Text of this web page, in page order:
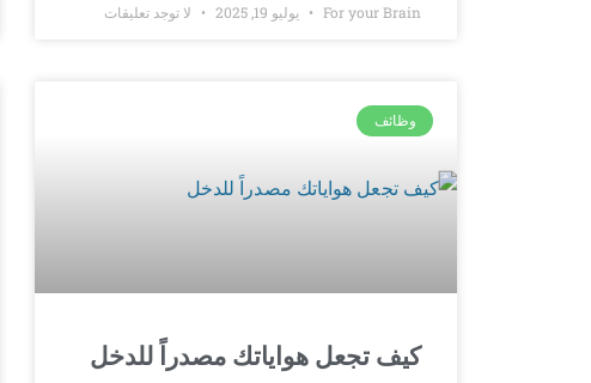
For your Brain يوليو 19, 2025 لا توجد تعليقات
وظائف
كيف تجعل هواياتك مصدراً للدخل